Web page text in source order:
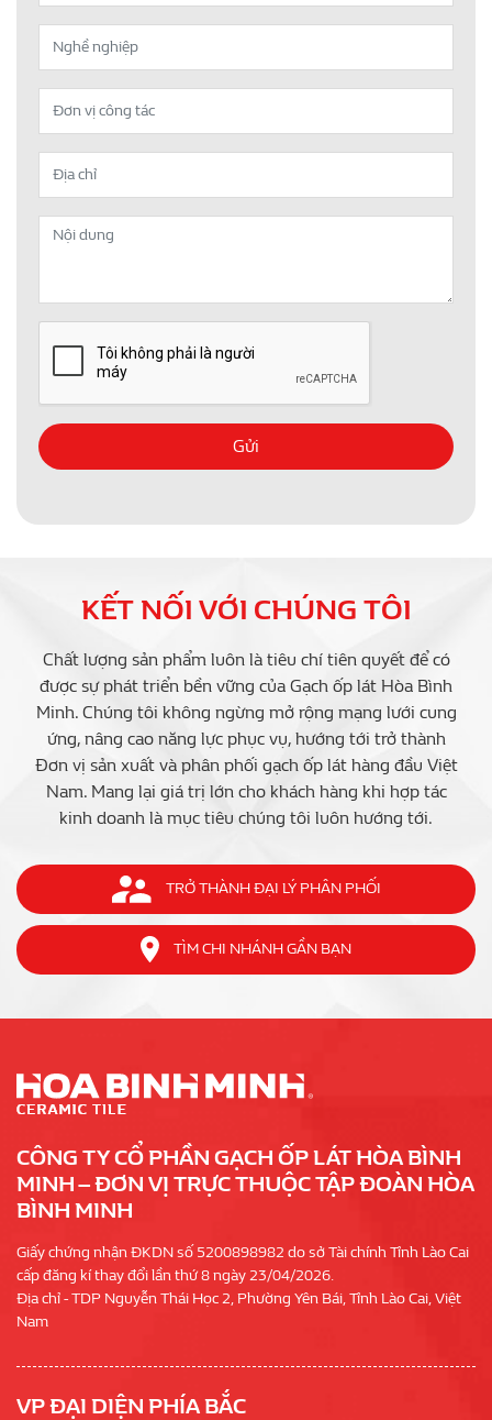
KẾT NỐI VỚI CHÚNG TÔI
Chất lượng sản phẩm luôn là tiêu chí tiên quyết để có
được sự phát triển bền vững của Gạch ốp lát Hòa Bình
Minh. Chúng tôi không ngừng mở rộng mạng lưới cung
ứng, nâng cao năng lực phục vụ, hướng tới trở thành
Đơn vị sản xuất và phân phối gạch ốp lát hàng đầu Việt
Nam. Mang lại giá trị lớn cho khách hàng khi hợp tác
kinh doanh là mục tiêu chúng tôi luôn hướng tới.
TRỞ THÀNH ĐẠI LÝ PHÂN PHỐI
TÌM CHI NHÁNH GẦN BẠN
CÔNG TY CỔ PHẦN GẠCH ỐP LÁT HÒA BÌNH
MINH – ĐƠN VỊ TRỰC THUỘC TẬP ĐOÀN HÒA
BÌNH MINH
Giấy chứng nhận ĐKDN số 5200898982 do sở Tài chính Tỉnh Lào Cai
cấp đăng kí thay đổi lần thứ 8 ngày 23/04/2026.
Địa chỉ - TDP Nguyễn Thái Học 2, Phường Yên Bái, Tỉnh Lào Cai, Việt
Nam
VP ĐẠI DIỆN PHÍA BẮC